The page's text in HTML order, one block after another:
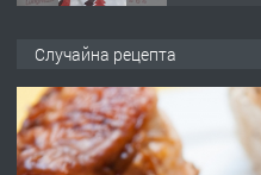
Случайна рецепта